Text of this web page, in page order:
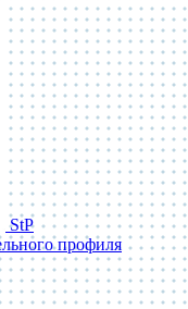
StP
профиля